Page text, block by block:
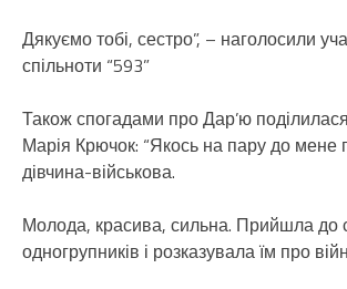
Дякуємо тобі, сестро”, – наголосили
спільноти “593”
Також спогадами про Дар’ю
Марія Крючок: “Якось на пару до мене
дівчина-військова.
Молода, красива, сильна. Прийшла до
одногрупників і розказувала їм про